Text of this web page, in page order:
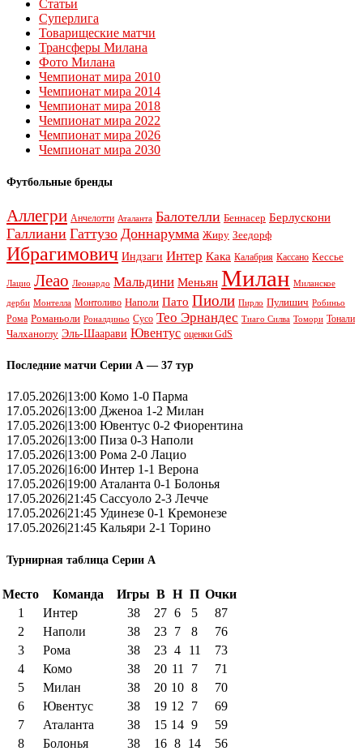
Статьи
Суперлига
Товарищеские матчи
Трансферы Милана
Фото Милана
Чемпионат мира 2010
Чемпионат мира 2014
Чемпионат мира 2018
Чемпионат мира 2022
Чемпионат мира 2026
Чемпионат мира 2030
Футбольные бренды
Аллегри Анчелотти Аталанта Балотелли Беннасер Берлускони
Галлиани Гаттузо Доннарумма Жиру Зеедорф
Ибрагимович Индзаги Интер Кака Калабрия Кассано Кессье
Лацио Леао Леонардо Мальдини Меньян Милан Миланское
дерби Монтелла Монтоливо Наполи Пато Пиоли Пирло Пулишич Робиньо
Рома Романьоли Роналдиньо Сусо Тео Эрнандес Тиаго Силва Томори Тонали
Чалханоглу Эль-Шаарави Ювентус оценки GdS
Последние матчи Серии А — 37 тур
17.05.2026|13:00 Комо 1-0 Парма
17.05.2026|13:00 Дженоа 1-2 Милан
17.05.2026|13:00 Ювентус 0-2 Фиорентина
17.05.2026|13:00 Пиза 0-3 Наполи
17.05.2026|13:00 Рома 2-0 Лацио
17.05.2026|16:00 Интер 1-1 Верона
17.05.2026|19:00 Аталанта 0-1 Болонья
17.05.2026|21:45 Сассуоло 2-3 Лечче
17.05.2026|21:45 Удинезе 0-1 Кремонезе
17.05.2026|21:45 Кальяри 2-1 Торино
Турнирная таблица Серии А
Место Команда Игры В Н П Очки
1
Интер 38 27 6 5
87
2
Наполи 38 23 7 8
76
3
Рома 38 23 4 11
73
4
Комо 38 20 11 7
71
5
Милан 38 20 10 8
70
6
Ювентус 38 19 12 7
69
7
Аталанта 38 15 14 9
59
8
Болонья 38 16 8 14
56